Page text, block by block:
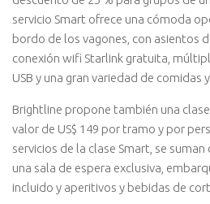
servicio Smart ofrece una cómoda
bordo de los vagones, con asientos
conexión wifi Starlink gratuita,
USB y una gran variedad de comidas
Brightline propone también una
valor de US$ 149 por tramo y por
servicios de la clase Smart, se
una sala de espera exclusiva,
incluido y aperitivos y bebidas de